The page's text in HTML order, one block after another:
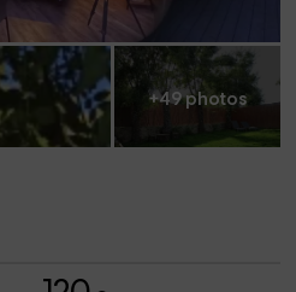
+49 photos